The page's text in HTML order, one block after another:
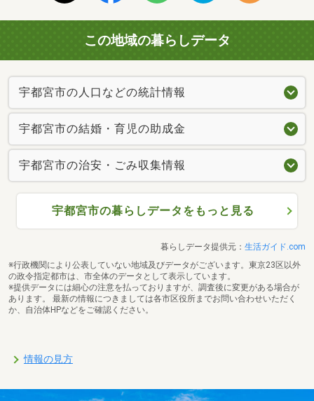
この地域の暮らしデータ
宇都宮市の人口などの統計情報
宇都宮市の結婚・育児の助成金
宇都宮市の治安・ごみ収集情報
宇都宮市の暮らしデータをもっと見る
暮らしデータ提供元： 生活ガイド.com
※行政機関により公表していない地域及びデータがございます。東京23区以外
の政令指定都市は、市全体のデータとして表示しています。
※提供データには細心の注意を払っておりますが、調査後に変更がある場合が
あります。 最新の情報につきましては各市区役所までお問い合わせいただく
か、自治体HPなどをご確認ください。
情報の見方